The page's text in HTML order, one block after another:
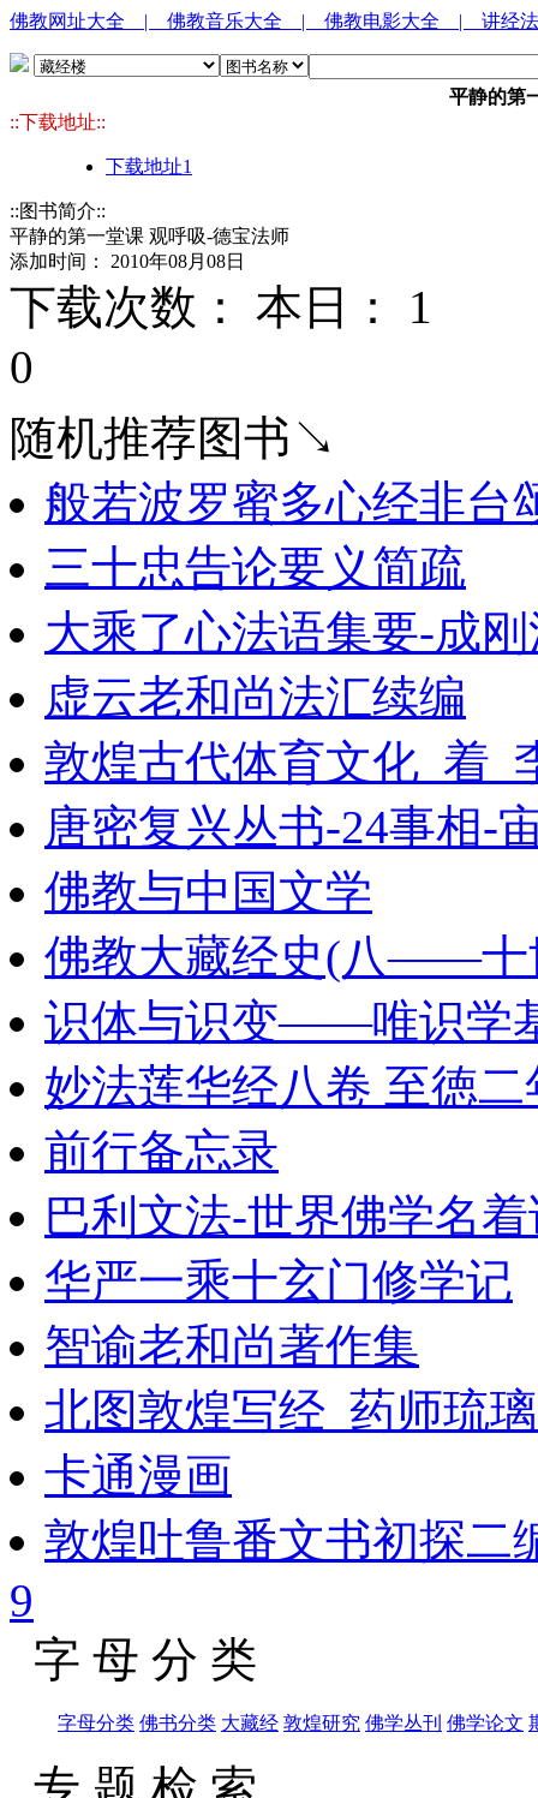
佛教网址大全 | 佛教音乐大全 | 佛教电影大全 | 讲经
平静的第
::下载地址::
下载地址1
::图书简介::
平静的第一堂课 观呼吸-德宝法师
添加时间： 2010年08月08日
下载次数： 本日： 1
0
随机推荐图书↘
般若波罗蜜多心经非台
三十忠告论要义简疏
大乘了心法语集要-成
虚云老和尚法汇续编
敦煌古代体育文化_着_
唐密复兴丛书-24事相-
佛教与中国文学
佛教大藏经史(八——十
识体与识变——唯识学
妙法莲华经八卷 至徳二
前行备忘录
巴利文法-世界佛学名
华严一乘十玄门修学记
智谕老和尚著作集
北图敦煌写经_药师琉
卡通漫画
敦煌吐鲁番文书初探二
9
字 母 分 类
字母分类 佛书分类 大藏经 敦煌研究 佛学丛刊 佛学论文